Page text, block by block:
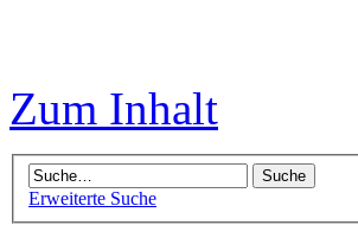
Zum Inhalt
Erweiterte Suche